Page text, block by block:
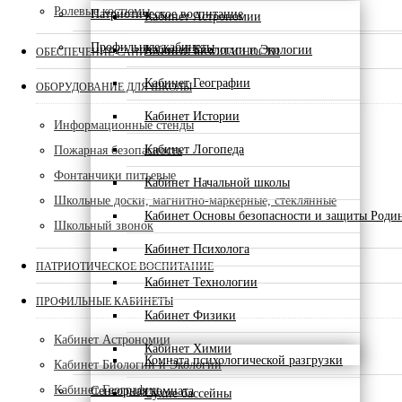
Патриотическое воспитание
Профильные кабинеты
Кабинет Астрономии
Кабинет Биологии и Экологии
Кабинет Географии
Кабинет Истории
Кабинет Логопеда
Кабинет Начальной школы
Кабинет Основы безопасности и защиты
Кабинет Психолога
Кабинет Технологии
Кабинет Физики
Кабинет Химии
Сенсорная комната
Комната психологической разгрузки
Сухие бассейны
Ролевые костюмы
ОБЕСПЕЧЕНИЕ САНИТАРНОЙ БЕЗОПАСНОСТИ
ОБОРУДОВАНИЕ ДЛЯ ШКОЛЫ
Информационные стенды
Пожарная безопасность
Фонтанчики питьевые
Школьные доски, магнитно-маркерные, стеклянные
Школьный звонок
ПАТРИОТИЧЕСКОЕ ВОСПИТАНИЕ
ПРОФИЛЬНЫЕ КАБИНЕТЫ
Кабинет Астрономии
Кабинет Биологии и Экологии
Кабинет Географии